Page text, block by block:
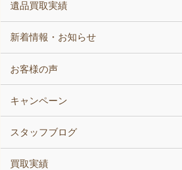
遺品買取実績
新着情報・お知らせ
お客様の声
キャンペーン
スタッフブログ
買取実績